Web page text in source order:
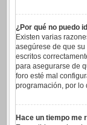
¿Por qué no puedo
Existen varias
asegúrese de que
escritos
para asegurarse de
foro esté mal
programación, por lo
Hace un tiempo me